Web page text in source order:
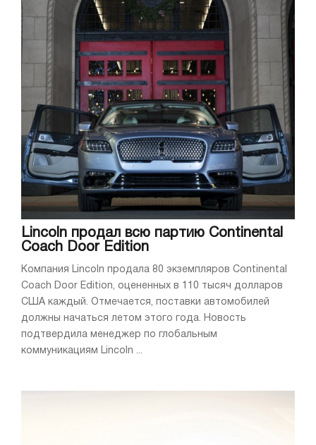
Lincoln продал всю партию Continental
Coach Door Edition
Компания Lincoln продала 80 экземпляров Continental
Coach Door Edition, оцененных в 110 тысяч долларов
США каждый. Отмечается, поставки автомобилей
должны начаться летом этого года. Новость
подтвердила менеджер по глобальным
коммуникациям Lincoln ...